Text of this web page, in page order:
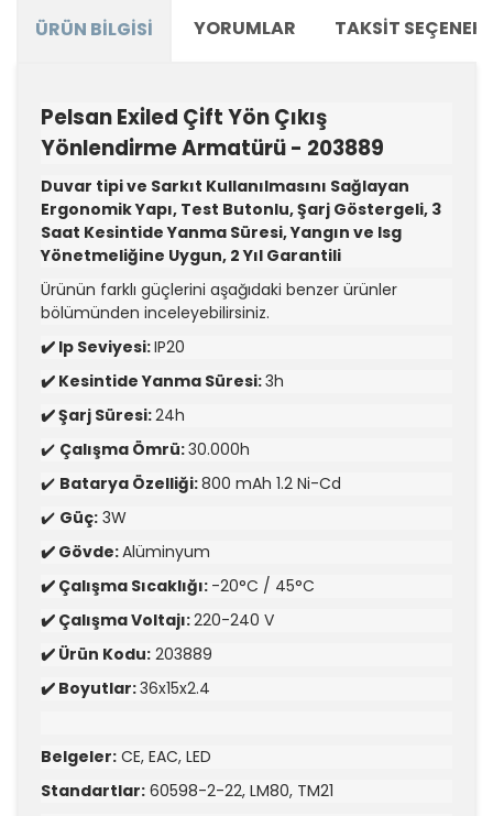
ÜRÜN BILGISI YORUMLAR TAKSIT
Pelsan Exiled Çift Yön Çıkış
Yönlendirme Armatürü - 203889
Duvar tipi ve Sarkıt Kullanılmasını Sağlayan
Ergonomik Yapı, Test Butonlu, Şarj Göstergeli, 3
Saat Kesintide Yanma Süresi, Yangın ve Isg
Yönetmeliğine Uygun, 2 Yıl Garantili
Ürünün farklı güçlerini aşağıdaki benzer ürünler
bölümünden inceleyebilirsiniz.
✔️ Ip Seviyesi:IP20
✔️ Kesintide Yanma Süresi:3h
✔️ Şarj Süresi:24h
✔️ Çalışma Ömrü:30.000h
✔️ Batarya Özelliği:800 mAh 1.2 Ni-Cd
✔️ Güç: 3W
✔️ Gövde:Alüminyum
✔️ Çalışma Sıcaklığı: -20°C / 45°C
✔️ Çalışma Voltajı:220-240 V
✔️ Ürün Kodu: 203889
✔️ Boyutlar:36x15x2.4
Belgeler: CE, EAC, LED
Standartlar: 60598-2-22, LM80, TM21